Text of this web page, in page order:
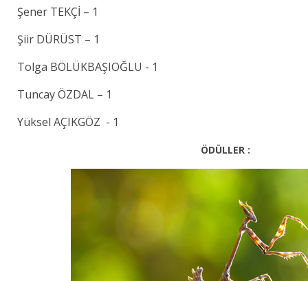
Şener TEKÇİ – 1
Şiir DÜRÜST – 1
Tolga BÖLÜKBAŞIOĞLU - 1
Tuncay ÖZDAL – 1
Yüksel AÇIKGÖZ - 1­
ÖDÜLLER :